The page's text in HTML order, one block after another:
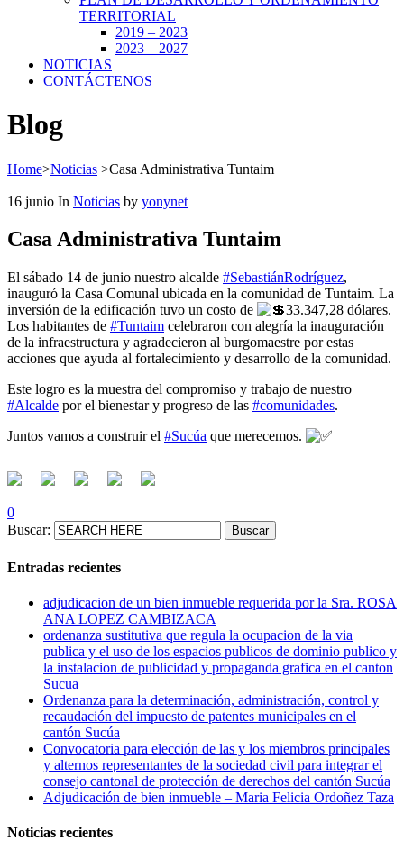
TERRITORIAL
2019 – 2023
2023 – 2027
NOTICIAS
CONTÁCTENOS
Blog
Home>Noticias >Casa Administrativa Tuntaim
16 junio In Noticias by yonynet
Casa Administrativa Tuntaim
El sábado 14 de junio nuestro alcalde #SebastiánRodríguez,
inauguró la Casa Comunal ubicada en la comunidad de Tuntaim. La
inversión de la edificación tuvo un costo de
33.347,28 dólares.
Los habitantes de #Tuntaim celebraron con alegría la inauguración
de la infraestructura y agradecieron al burgomaestre por estas
acciones que ayuda al fortalecimiento y desarrollo de la comunidad.
Este logro es la muestra del compromiso y trabajo de nuestro
#Alcalde por el bienestar y progreso de las #comunidades.
Juntos vamos a construir el #Sucúa que merecemos.
0
Buscar:
Entradas recientes
adjudicacion de un bien inmueble requerida por la Sra. ROSA
ANA LOPEZ CAMBIZACA
ordenanza sustitutiva que regula la ocupacion de la via
publica y el uso de los espacios publicos de dominio publico y
la instalacion de publicidad y propaganda grafica en el canton
Sucua
Ordenanza para la determinación, administración, control y
recaudación del impuesto de patentes municipales en el
cantón Sucúa
Convocatoria para elección de las y los miembros principales
y alternos representantes de la sociedad civil para integrar el
consejo cantonal de protección de derechos del cantón Sucúa
Adjudicación de bien inmueble – Maria Felicia Ordoñez Taza
Noticias recientes